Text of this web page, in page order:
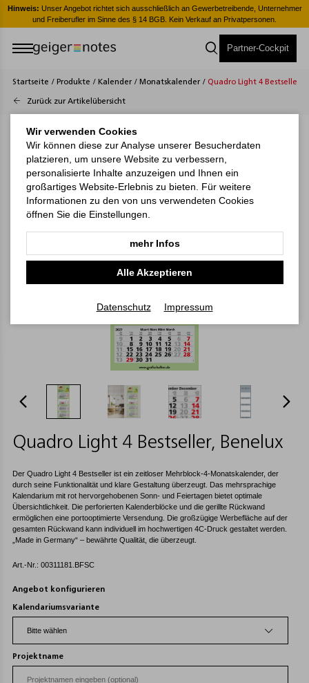
Hinweis: Unser Angebot richtet sich ausschließlich an Gewerbetreibende, Unternehmer
und Freiberufler im Sinne des § 14 BGB. Kein Verkauf an Privatpersonen.
Partner-Cockpit
Startseite / Produkte / Kalender / Monatskalender / Quadro Light 4 Bestseller
Zurück zur Artikelübersicht
Quadro Light 4 Bestseller, Benelux
Der Quadro Light 4 Bestseller ist ein zeitloser Mehrblock-4-Monatskalender, der
durch seine Funktionalität und klare Gestaltung überzeugt. Das mehrsprachige
Kalendarium mit rot hervorgehobenen Sonn- und Feiertagen bietet optimale
Übersichtlichkeit. Die perforierten Kalenderblöcke und die gerillte Rückwand
ermöglichen eine portooptimierte Versendung. Die großzügige Werbefläche auf der
gesamten Rückwand kann individuell im hochwertigen 4C-Druck gestaltet werden.
„Made in Germany“ – bewährte Qualität, die überzeugt.
Art.-Nr.: 00311181.BFSC
Angebot konfigurieren
Kalendariumsvariante
Projektname
Wir verwenden Cookies
Wir können diese zur Analyse unserer Besucherdaten
platzieren, um unsere Website zu verbessern,
personalisierte Inhalte anzuzeigen und Ihnen ein
großartiges Website-Erlebnis zu bieten. Für weitere
Informationen zu den von uns verwendeten Cookies
öffnen Sie die Einstellungen.
mehr Infos
Alle Akzeptieren
Datenschutz Impressum